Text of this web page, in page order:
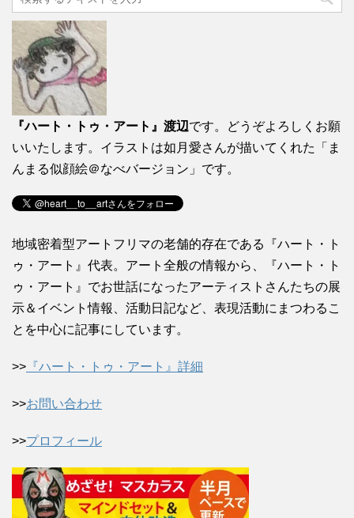
『ハート・トゥ・アート』渡辺です。どうぞよろしくお願
いいたします。イラストは如月愛さんが描いてくれた「ま
んまる似顔絵＠なべバージョン」です。
地域密着型アートフリマの老舗的存在である『ハート・ト
ゥ・アート』代表。アート全般の情報から、『ハート・ト
ゥ・アート』でお世話になったアーティストさんたちの展
示＆イベント情報、活動日記など、表現活動にまつわるこ
とを中心に記事にしています。
>> 『ハート・トゥ・アート』詳細
>>お問い合わせ
>>プロフィール